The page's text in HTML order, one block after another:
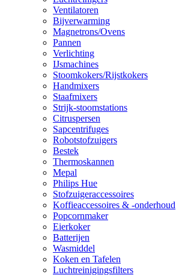
Ventilatoren
Bijverwarming
Magnetrons/Ovens
Pannen
Verlichting
IJsmachines
Stoomkokers/Rijstkokers
Handmixers
Staafmixers
Strijk-stoomstations
Citruspersen
Sapcentrifuges
Robotstofzuigers
Bestek
Thermoskannen
Mepal
Philips Hue
Stofzuigeraccessoires
Koffieaccessoires & -onderhoud
Popcornmaker
Eierkoker
Batterijen
Wasmiddel
Koken en Tafelen
Luchtreinigingsfilters